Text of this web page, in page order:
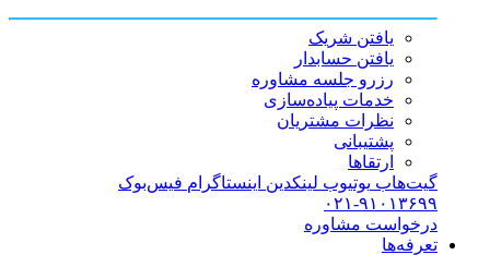
یافتن شریک
یافتن حسابدار
رزرو جلسه مشاوره
خدمات پیاده‌سازی
نظرات مشتریان
پشتیبانی
ارتقاها
گیت‌هاب یوتیوب لینکدین اینستاگرام فیس‌بوک
۰۲۱-۹۱۰۱۳۶۹۹
درخواست مشاوره
تعرفه‌ها